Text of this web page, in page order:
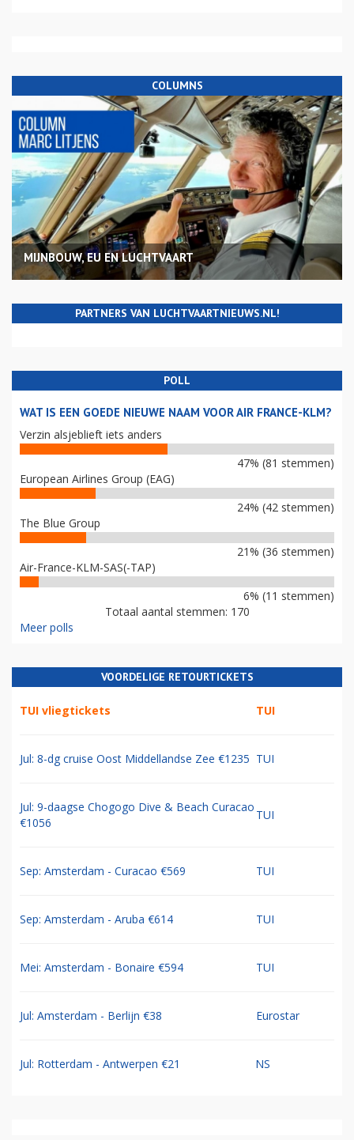
COLUMNS
MIJNBOUW, EU EN LUCHTVAART
PARTNERS VAN LUCHTVAARTNIEUWS.NL!
POLL
WAT IS EEN GOEDE NIEUWE NAAM VOOR AIR FRANCE-KLM?
Verzin alsjeblieft iets anders
47% (81 stemmen)
European Airlines Group (EAG)
24% (42 stemmen)
The Blue Group
21% (36 stemmen)
Air-France-KLM-SAS(-TAP)
6% (11 stemmen)
Totaal aantal stemmen: 170
Meer polls
VOORDELIGE RETOURTICKETS
TUI vliegtickets TUI
Jul: 8-dg cruise Oost Middellandse Zee €1235 TUI
Jul: 9-daagse Chogogo Dive & Beach Curacao
€1056
TUI
Sep: Amsterdam - Curacao €569 TUI
Sep: Amsterdam - Aruba €614 TUI
Mei: Amsterdam - Bonaire €594 TUI
Jul: Amsterdam - Berlijn €38 Eurostar
Jul: Rotterdam - Antwerpen €21 NS